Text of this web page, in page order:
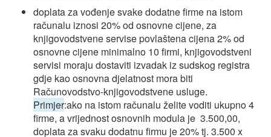
doplata za vođenje svake dodatne firme na istom
računalu iznosi 20% od osnovne cijene, za
knjigovodstvene servise povlaštena cijena 2% od
osnovne cijene minimalno 10 firmi, knjigovodstveni
servisi moraju dostaviti izvadak iz sudskog registra
gdje kao osnovna djelatnost mora biti
Računovodstvo-knjigovodstvene usluge.
Primjer:ako na istom računalu želite voditi ukupno 4
firme, a vrijednost osnovnih modula je 3.500,00,
doplata za svaku dodatnu firmu je 20% tj. 3.500 x